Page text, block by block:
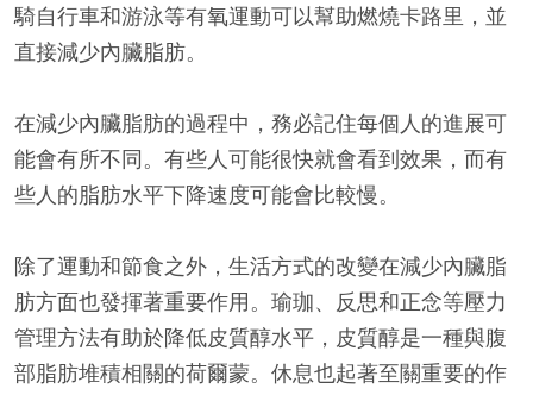
騎自行車和游泳等有氧運動可以幫助燃燒卡路里，並
直接減少內臟脂肪。
在減少內臟脂肪的過程中，務必記住每個人的進展可
能會有所不同。有些人可能很快就會看到效果，而有
些人的脂肪水平下降速度可能會比較慢。
除了運動和節食之外，生活方式的改變在減少內臟脂
肪方面也發揮著重要作用。瑜珈、反思和正念等壓力
管理方法有助於降低皮質醇水平，皮質醇是一種與腹
部脂肪堆積相關的荷爾蒙。休息也起著至關重要的作